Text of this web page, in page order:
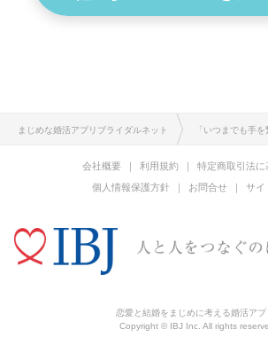
まじめな婚活アプリブライダルネット 「いつまでも手
会社概要 利用規約
特定商取引法に
個人情報保護方針
お問合せ サイ
恋愛と結婚をまじめに考える婚活アプ
Copyright © IBJ Inc. All rights